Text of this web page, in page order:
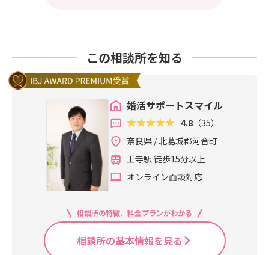
この相談所を知る
婚活サポートスマイル
4.8 （35）
奈良県 / 北葛城郡河合町
王寺駅 徒歩15分以上
オンライン面談対応
相談所の特徴、料金プランがわかる
相談所の基本情報を見る